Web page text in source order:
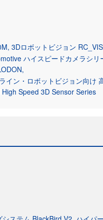
3Dロボットビジョン
ハイスピードカメラシリ
イン・ロボットビジョン向け
High Speed 3D Sensor Series